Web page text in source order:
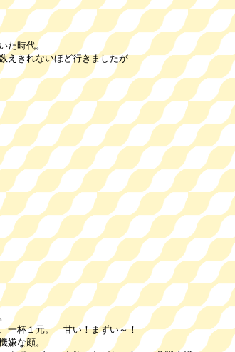
た時代。
えきれないほど行きましたが
杯１元。 甘い！まずい～！
な顔。